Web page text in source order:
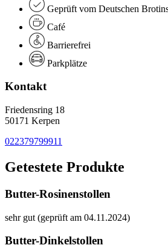
Geprüft vom Deutschen
Café
Barrierefrei
Parkplätze
Kontakt
Friedensring 18
50171 Kerpen
022379799911
Getestete Produkte
Butter-Rosinenstollen
sehr gut (geprüft am 04.11.2024)
Butter-Dinkelstollen